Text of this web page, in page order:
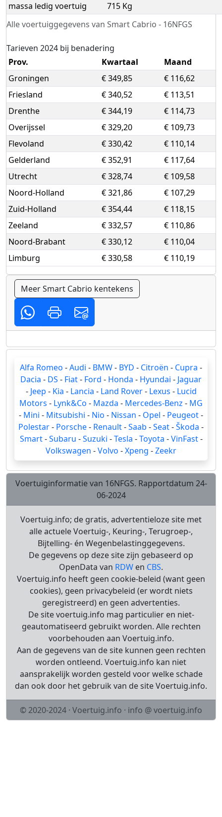
Alle voertuiggegevens van Smart Cabrio - 16NFGS
massa ledig voertuig 715 Kg
Tarieven 2024 bij benadering
Prov.
Kwartaal
Maand
Groningen
€ 349,85
€ 116,62
Friesland
€ 340,52
€ 113,51
Drenthe
€ 344,19
€ 114,73
Overijssel
€ 329,20
€ 109,73
Flevoland
€ 330,42
€ 110,14
Gelderland
€ 352,91
€ 117,64
Utrecht
€ 328,74
€ 109,58
Noord-Holland
€ 321,86
€ 107,29
Zuid-Holland
€ 354,44
€ 118,15
Zeeland
€ 332,57
€ 110,86
Noord-Brabant
€ 330,12
€ 110,04
Limburg
€ 330,58 € 110,19
Meer Smart Cabrio kentekens
Alfa Romeo -Audi - BMW- BYD - Citroën - Cupra -
Dacia - DS - Fiat- Ford - Honda - Hyundai - Jaguar
- Jeep - Kia - Lancia - Land Rover- Lexus - Lucid
Motors - Lynk&Co - Mazda - Mercedes-Benz - MG
- Mini - Mitsubishi - Nio - Nissan - Opel - Peugeot-
Polestar- Porsche- Renault-Saab -Seat-Škoda -
Smart-Subaru -Suzuki -Tesla -Toyota -VinFast-
Volkswagen -Volvo -Xpeng -Zeekr
Voertuiginformatie van 16NFGS. Rapportdatum 24-
06-2024
Voertuig.info; de gratis, advertentieloze site met
alle actuele Voertuig-, Keuring-, Terugroep-,
Bijtelling- én Wegenbelastinggegevens.
De gegevens op deze site zijn gebaseerd op
OpenData van RDW en CBS.
Voertuig.info heeft geen cookie-beleid (want geen
cookies), geen privacybeleid (er wordt niets
geregistreerd) en geen advertenties.
De site voertuig.info mag particulier en niet-
geautomatiseerd gebruikt worden. Alle rechten
voorbehouden aan Voertuig.info.
Aan de gegevens van de site kunnen geen rechten
worden ontleend. Voertuig.info kan niet
aansprakelijk worden gesteld voor welke schade
dan ook door het gebruik van de site Voertuig.info.
© 2020-2024 · Voertuig.info · info @ voertuig.info